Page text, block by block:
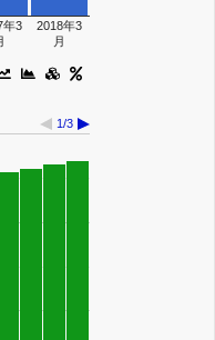
年3
2018年3
月
1/3